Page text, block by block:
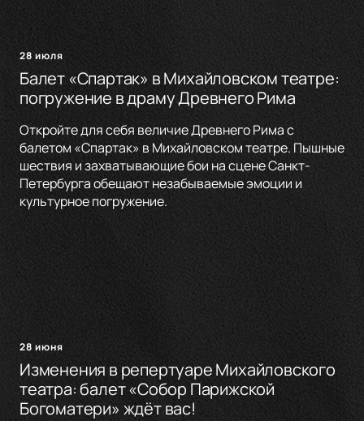
28 июля
Балет «Спартак» в Михайловском театре:
погружение в драму Древнего Рима
Откройте для себя величие Древнего Рима с
балетом «Спартак» в Михайловском театре. Пышные
шествия и захватывающие бои на сцене Санкт-
Петербурга обещают незабываемые эмоции и
культурное погружение.
28 июня
Изменения в репертуаре Михайловского
театра: балет «Собор Парижской
Богоматери» ждёт вас!